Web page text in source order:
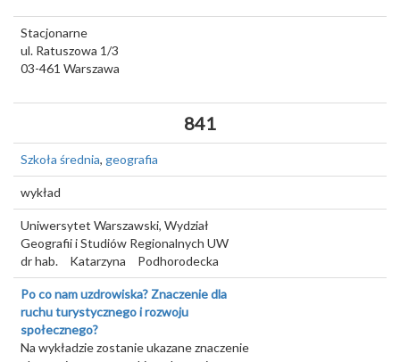
Stacjonarne
ul. Ratuszowa 1/3
03-461 Warszawa
841
Szkoła średnia, geografia
wykład
Uniwersytet Warszawski, Wydział
Geografii i Studiów Regionalnych UW
dr hab.
Katarzyna Podhorodecka
Po co nam uzdrowiska? Znaczenie dla
ruchu turystycznego i rozwoju
społecznego?
Na wykładzie zostanie ukazane znaczenie